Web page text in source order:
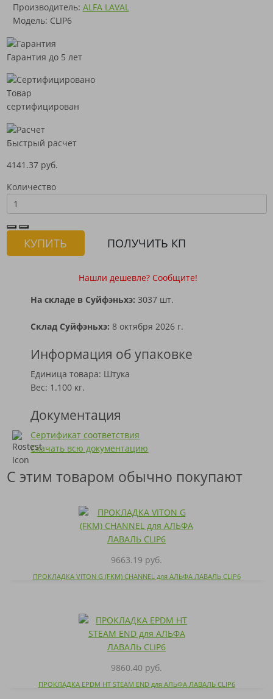
Производитель: ALFA LAVAL
Модель: CLIP6
Гарантия до 5 лет
Товар
сертифицирован
Быстрый расчет
4141.37 руб.
Количество
КУПИТЬ ПОЛУЧИТЬ КП
Нашли дешевле? Сообщите!
На складе в Суйфэньхэ: 3037 шт.
Склад Суйфэньхэ: 8 октября 2026 г.
Информация об упаковке
Единица товара: Штука
Вес: 1.100 кг.
Документация
Сертификат соответствия
Скачать всю документацию
С этим товаром обычно покупают
9663.19 руб.
ПРОКЛАДКА VITON G (FKM) CHANNEL для АЛЬФА ЛАВАЛЬ CLIP6
9860.40 руб.
ПРОКЛАДКА EPDM HT STEAM END для АЛЬФА ЛАВАЛЬ CLIP6